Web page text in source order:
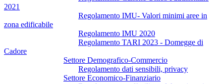
2021
Regolamento IMU- Valori minimi aree in
zona edificabile
Regolamento IMU 2020
Regolamento TARI 2023 - Domegge di
Cadore
Settore Demografico-Commercio
Regolamento dati sensibili, privacy
Settore Economico-Finanziario